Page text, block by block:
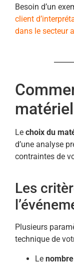
Besoin d’un
client
dans le secteur
Le choix du
d’une analyse
contraintes de
Les
Plusieurs
technique de
Le